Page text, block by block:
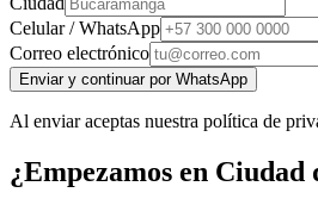
Celular / WhatsApp
Correo electrónico
Enviar y continuar por WhatsApp
Al enviar aceptas nuestra política de
¿Empezamos en Ciudad